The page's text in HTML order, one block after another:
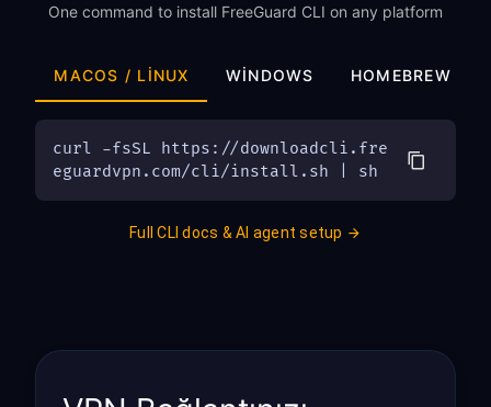
One command to install FreeGuard CLI on any platform
MACOS / LINUX WINDOWS HOMEBREW
curl -fsSL https://downloadcli.fre
eguardvpn.com/cli/install.sh | sh
Full CLI docs & AI agent setup